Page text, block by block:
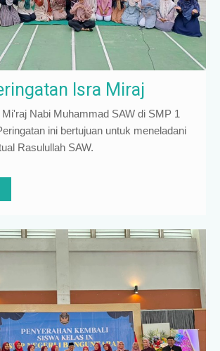
Isra Miraj
Nabi Muhammad SAW di SMP 1
ini bertujuan untuk meneladani
Rasulullah SAW.